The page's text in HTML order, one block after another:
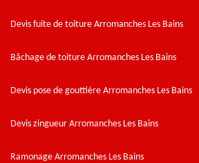
Devis fuite de toiture Arromanches Les Bains
Bâchage de toiture Arromanches Les Bains
Devis pose de gouttière Arromanches Les Bains
Devis zingueur Arromanches Les Bains
Ramonage Arromanches Les Bains